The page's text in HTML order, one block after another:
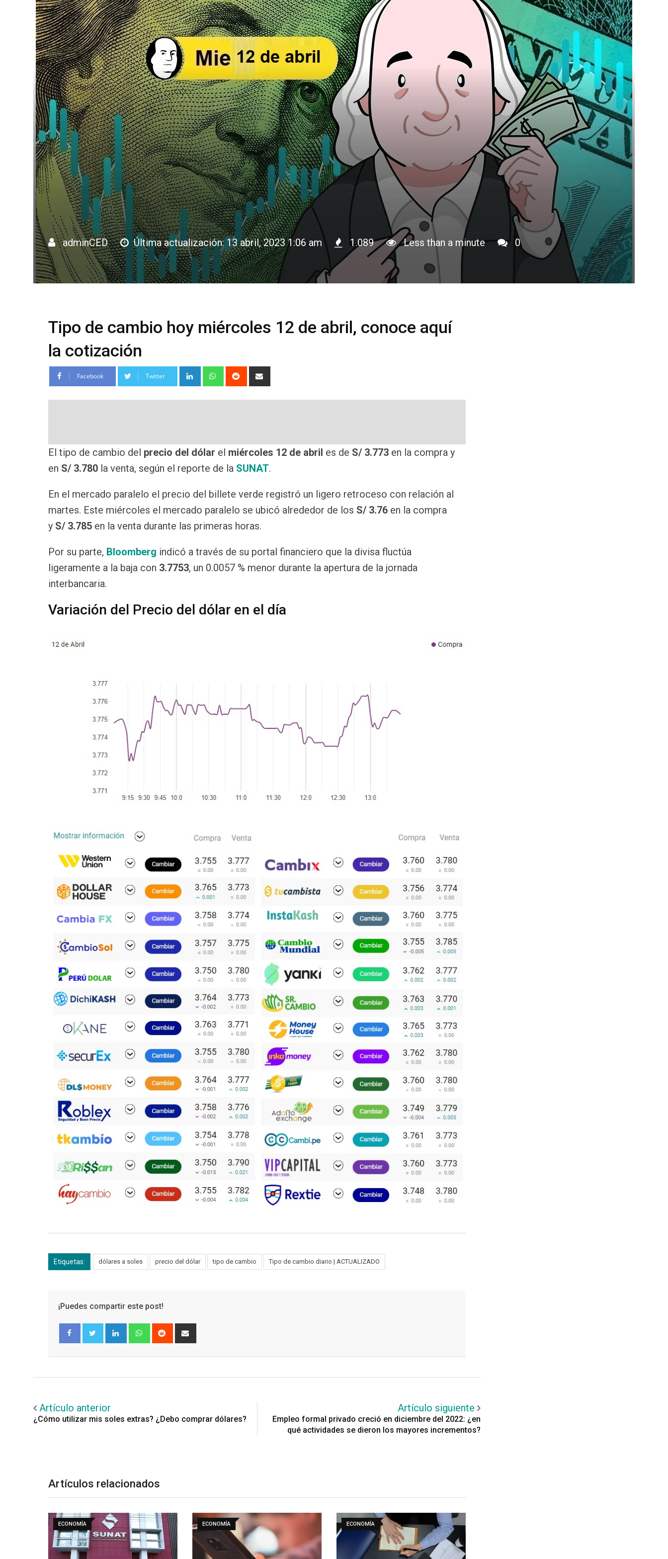
adminCED Última actualización: 13 abril, 2023 1:06 am 1.089 Less than a minute 0
Tipo de cambio hoy miércoles 12 de abril, conoce aquí
la cotización
Facebook Twitter LinkedInWhatsapp
Reddit
via
El tipo de cambio del precio del dólar el miércoles 12 de abril es de S/ 3.773 en la compra y
en S/ 3.780 la venta, según el reporte de la SUNAT.
En el mercado paralelo el precio del billete verde registró un ligero retroceso con relación al
martes. Este miércoles el mercado paralelo se ubicó alrededor de los S/ 3.76 en la compra
y S/ 3.785 en la venta durante las primeras horas.
Por su parte, Bloomberg indicó a través de su portal financiero que la divisa fluctúa
ligeramente a la baja con 3.7753, un 0.0057 % menor durante la apertura de la jornada
interbancaria.
Variación del Precio del dólar en el día
Etiquetas: dólares a soles precio del dólar tipo de cambio Tipo de cambio diario | ACTUALIZADO
¡Puedes compartir este post!
LinkedInWhatsapp
Reddit
via
Artículo anterior
¿Cómo utilizar mis soles extras? ¿Debo comprar dólares?
Artículo siguiente
Empleo formal privado creció en diciembre del 2022: ¿en
qué actividades se dieron los mayores incrementos?
Artículos relacionados
ECONOMÍA ECONOMÍA ECONOMÍA